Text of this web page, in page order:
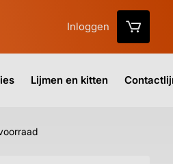
Inloggen
Lijmen en kitten